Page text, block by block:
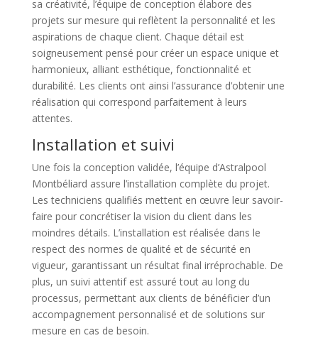
sa créativité, l’équipe de conception élabore des
projets sur mesure qui reflètent la personnalité et les
aspirations de chaque client. Chaque détail est
soigneusement pensé pour créer un espace unique et
harmonieux, alliant esthétique, fonctionnalité et
durabilité. Les clients ont ainsi l’assurance d’obtenir une
réalisation qui correspond parfaitement à leurs
attentes.
Installation et suivi
Une fois la conception validée, l’équipe d’Astralpool
Montbéliard assure l’installation complète du projet.
Les techniciens qualifiés mettent en œuvre leur savoir-
faire pour concrétiser la vision du client dans les
moindres détails. L’installation est réalisée dans le
respect des normes de qualité et de sécurité en
vigueur, garantissant un résultat final irréprochable. De
plus, un suivi attentif est assuré tout au long du
processus, permettant aux clients de bénéficier d’un
accompagnement personnalisé et de solutions sur
mesure en cas de besoin.